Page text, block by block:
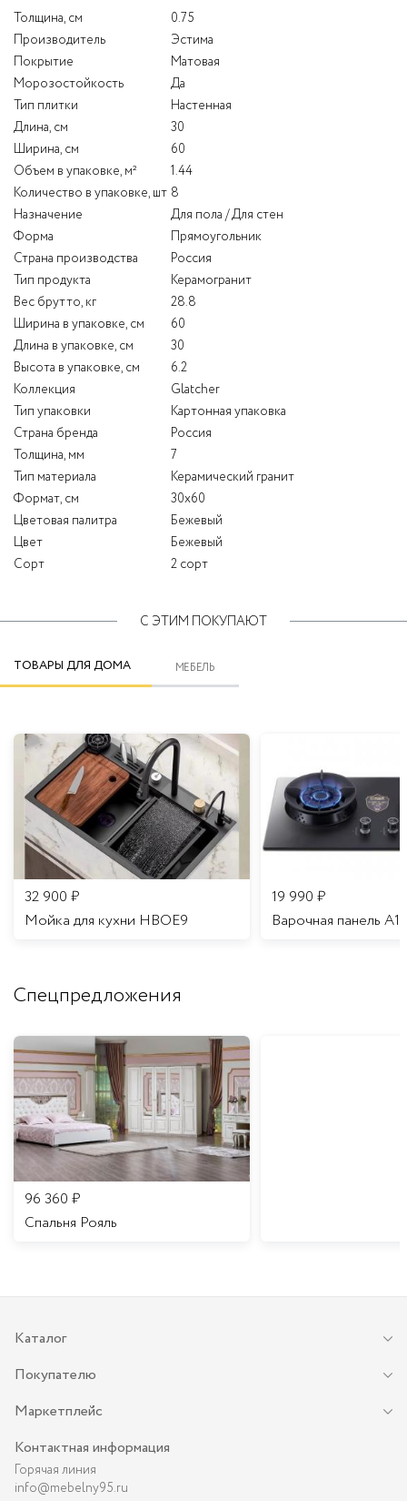
Толщина, см
0.75
Производитель
Эстима
Покрытие
Матовая
Морозостойкость
Да
Тип плитки
Настенная
Длина, см
30
Ширина, см
60
Объем в упаковке, м²
1.44
Количество в упаковке, шт 8
Назначение
Для пола / Для стен
Форма
Прямоугольник
Страна производства
Россия
Тип продукта
Керамогранит
Вес брутто, кг
28.8
Ширина в упаковке, см
60
Длина в упаковке, см
30
Высота в упаковке, см
6.2
Коллекция
Glatcher
Тип упаковки
Картонная упаковка
Страна бренда
Россия
Толщина, мм
7
Тип материала
Керамический гранит
Формат, см
30x60
Цветовая палитра
Бежевый
Цвет
Бежевый
Сорт
2 сорт
С ЭТИМ ПОКУПАЮТ
ТОВАРЫ ДЛЯ ДОМА МЕБЕЛЬ
32 900 ₽
Мойка для кухни HBOE9
19 990 ₽
Варочная панель A16
Спецпредложения
96 360 ₽
Спальня Рояль
Каталог
Покупателю
Маркетплейс
Контактная информация
Горячая линия
info@mebelny95.ru